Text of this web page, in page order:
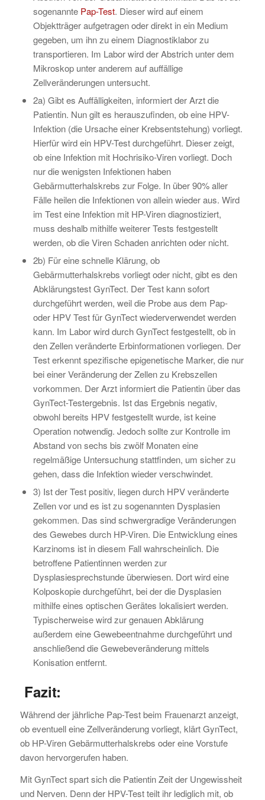
sogenannte Pap-Test. Dieser wird auf einem
Objektträger aufgetragen oder direkt in ein Medium
gegeben, um ihn zu einem Diagnostiklabor zu
transportieren. Im Labor wird der Abstrich unter dem
Mikroskop unter anderem auf auffällige
Zellveränderungen untersucht.
2a) Gibt es Auffälligkeiten, informiert der Arzt die
Patientin. Nun gilt es herauszufinden, ob eine HPV-
Infektion (die Ursache einer Krebsentstehung) vorliegt.
Hierfür wird ein HPV-Test durchgeführt. Dieser zeigt,
ob eine Infektion mit Hochrisiko-Viren vorliegt. Doch
nur die wenigsten Infektionen haben
Gebärmutterhalskrebs zur Folge. In über 90% aller
Fälle heilen die Infektionen von allein wieder aus. Wird
im Test eine Infektion mit HP-Viren diagnostiziert,
muss deshalb mithilfe weiterer Tests festgestellt
werden, ob die Viren Schaden anrichten oder nicht.
2b) Für eine schnelle Klärung, ob
Gebärmutterhalskrebs vorliegt oder nicht, gibt es den
Abklärungstest GynTect. Der Test kann sofort
durchgeführt werden, weil die Probe aus dem Pap-
oder HPV Test für GynTect wiederverwendet werden
kann. Im Labor wird durch GynTect festgestellt, ob in
den Zellen veränderte Erbinformationen vorliegen. Der
Test erkennt spezifische epigenetische Marker, die nur
bei einer Veränderung der Zellen zu Krebszellen
vorkommen. Der Arzt informiert die Patientin über das
GynTect-Testergebnis. Ist das Ergebnis negativ,
obwohl bereits HPV festgestellt wurde, ist keine
Operation notwendig. Jedoch sollte zur Kontrolle im
Abstand von sechs bis zwölf Monaten eine
regelmäßige Untersuchung stattfinden, um sicher zu
gehen, dass die Infektion wieder verschwindet.
3) Ist der Test positiv, liegen durch HPV veränderte
Zellen vor und es ist zu sogenannten Dysplasien
gekommen. Das sind schwergradige Veränderungen
des Gewebes durch HP-Viren. Die Entwicklung eines
Karzinoms ist in diesem Fall wahrscheinlich. Die
betroffene Patientinnen werden zur
Dysplasiesprechstunde überwiesen. Dort wird eine
Kolposkopie durchgeführt, bei der die Dysplasien
mithilfe eines optischen Gerätes lokalisiert werden.
Typischerweise wird zur genauen Abklärung
außerdem eine Gewebeentnahme durchgeführt und
anschließend die Gewebeveränderung mittels
Konisation entfernt.
Fazit:
Während der jährliche Pap-Test beim Frauenarzt anzeigt,
ob eventuell eine Zellveränderung vorliegt, klärt GynTect,
ob HP-Viren Gebärmutterhalskrebs oder eine Vorstufe
davon hervorgerufen haben.
Mit GynTect spart sich die Patientin Zeit der Ungewissheit
und Nerven. Denn der HPV-Test teilt ihr lediglich mit, ob